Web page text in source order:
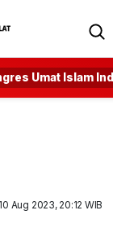
Umat Islam
Aug 2023, 20:12 WIB